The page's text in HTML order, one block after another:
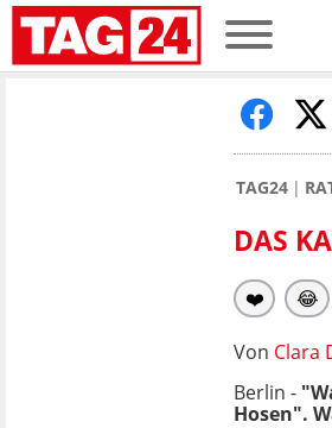
TAG24
DAS
❤️ 😂
Von Clara
Berlin -
Hosen".